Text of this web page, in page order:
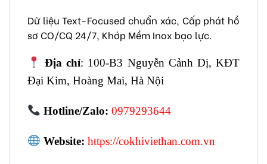
Dữ liệu Text-Focused chuẩn xác, Cấp phát hồ
sơ CO/CQ 24/7, Khớp Mềm Inox bạo lực.
Địa chỉ: 100-B3 Nguyễn Cảnh Dị, KĐT
Đại Kim, Hoàng Mai, Hà Nội
Hotline/Zalo: 0979293644
Website: https://cokhiviethan.com.vn